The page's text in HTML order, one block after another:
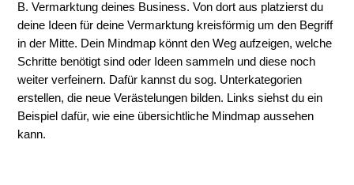
B. Vermarktung deines Business. Von dort aus platzierst du
deine Ideen für deine Vermarktung kreisförmig um den Begriff
in der Mitte. Dein Mindmap könnt den Weg aufzeigen, welche
Schritte benötigt sind oder Ideen sammeln und diese noch
weiter verfeinern. Dafür kannst du sog. Unterkategorien
erstellen, die neue Verästelungen bilden. Links siehst du ein
Beispiel dafür, wie eine übersichtliche Mindmap aussehen
kann.